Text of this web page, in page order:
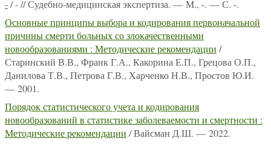
-/ - // Судебно-медицинская экспертиза. — М., -. — С. -.
Основные принципы выбора и кодирования первоначальной
причины смерти больных со злокачественными
новообразованиями : Методические рекомендации /
Старинский В.В., Франк Г.А., Какорина Е.П., Грецова О.П.,
Данилова Т.В., Петрова Г.В., Харченко Н.В., Простов Ю.И.
— 2001.
Порядок статистического учета и кодирования
новообразований в статистике заболеваемости и смертности :
Методические рекомендации / Вайсман Д.Ш. — 2022.